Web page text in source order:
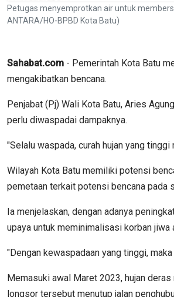
Petugas menyemprotkan air untuk
ANTARA/HO-BPBD Kota Batu)
Sahabat.com - Pemerintah Kota Batu
mengakibatkan bencana.
Penjabat (Pj) Wali Kota Batu, Aries
perlu diwaspadai dampaknya.
"Selalu waspada, curah hujan yang
Wilayah Kota Batu memiliki potensi
pemetaan terkait potensi bencana pada
Ia menjelaskan, dengan adanya
upaya untuk meminimalisasi korban jiwa
"Dengan kewaspadaan yang tinggi,
Memasuki awal Maret 2023, hujan
longsor tersebut menutup jalan